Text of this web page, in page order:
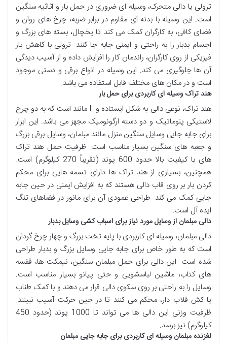
ترولی یا دالی متحرک، وسیله ای ضروری درحمل بارو اثاثیه سنگین
است. این وسیله با بدنه ای مقاوم در برابرضربه، چرخ های روان و
فضای کافی، بهکارگران کمک می کند تا یخچال، بسته های بزرگو
اجسام بدباررا به راحتی و ایمنی جابه جا کنند. ترولی باکاهش بار
فیزیکی از رویکارگران، راندمان کاررا افزایش داده و ازآسیب دیدگی
آن هاجلوگیری می کند. این وسیله در انواع برقی ودستی موجود
است و درمکان های مختلف قابل استفاده می باشد.
هند تراک وسیله ای کاربردی برای حمل بار
هند تراک، نوعیدالی به شکل ایستاده وL مانند است که به دوچرخ
لاستیکی پنوماتیک و دو دسته ارگونومیک مجهز می باشد. این ابزار
برایجابه جایی وسایل سنگین منزل مانندمبلمان، وسایل برقی بزرگ
وجعبه های سنگین بسیار مناسب است. ظرفیت حمل هند تراک
های با کیفیت
بالا حدود 600 پوند (تقریباً 270 کیلوگرم) است.
همچنین، بسیاری ازهند تراک هادارای تسمه هایی برای محکم
کردن باربر روی قاب دالی هستند که به افزایش ایمنی در حین جابه
جایی کمک می کند. طراحی عمودیآن برایمانوردر فضاهای تنگ
ایده آل است.
دالی مبلمان از وسایل مورد نیاز برای اسباب کشی وسایل بدبار
دالی مبلمان، وسیله ای کاربردی با پایه تخت بزرگ وچهار چرخ گردان
است که به طور خاص برای جابه جایی وسایل بزرگ وبدبارطراحی
شده است. ایندالی برای حمل مبلمان سنگین، نیمکت ها، قفسه
های کتاب، ماشین لباسشویی و حتی پیانو بسیار مناسب است.
وسایل را به راحتی بر رویسکوی دالی قرار می دهند و با کمک طناب
یاکش قلاب دار، محکم می کنند تا در حینحرکت آسیب نبینند.
ظرفیت وزنی این دالی ها
می تواند تا 1000 پوند (حدود 450
کیلوگرم) نیز برسد.
لغزنده مبلمان وسیله ای کاربردی برای جابه جایی مبلمان